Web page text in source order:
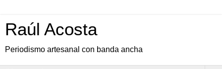
Raúl Acosta
Periodismo artesanal con banda ancha